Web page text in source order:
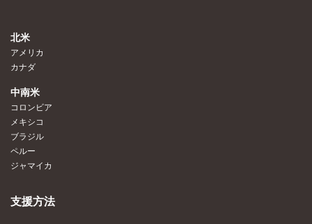
北米
アメリカ
カナダ
中南米
コロンビア
メキシコ
ブラジル
ペルー
ジャマイカ
支援方法